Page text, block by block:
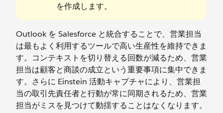
を作成します。
Outlook を Salesforce と統合することで、営業担当
は最もよく利用するツールで高い生産性を維持できま
す。コンテキストを切り替える回数が減るため、営業
担当は顧客と商談の成立という重要事項に集中できま
す。さらに Einstein 活動キャプチャにより、営業担
当の取引先責任者と行動が常に同期されるため、営業
担当がミスを見つけて動揺することはなくなります。